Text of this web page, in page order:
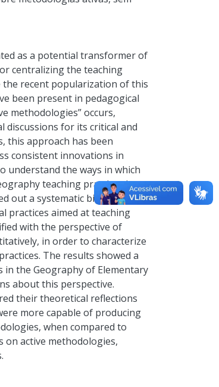
as a potential transformer of
centralizing the teaching
recent popularization of this
been present in pedagogical
methodologies” occurs,
for its critical and
this approach has been
consistent innovations in
understand the ways in which
teaching practices in
out a systematic bibliographic
practices aimed at teaching
with the perspective of
in order to characterize
The results showed a
the Geography of Elementary
about this perspective.
their theoretical reflections
more capable of producing
when compared to
on active methodologies,